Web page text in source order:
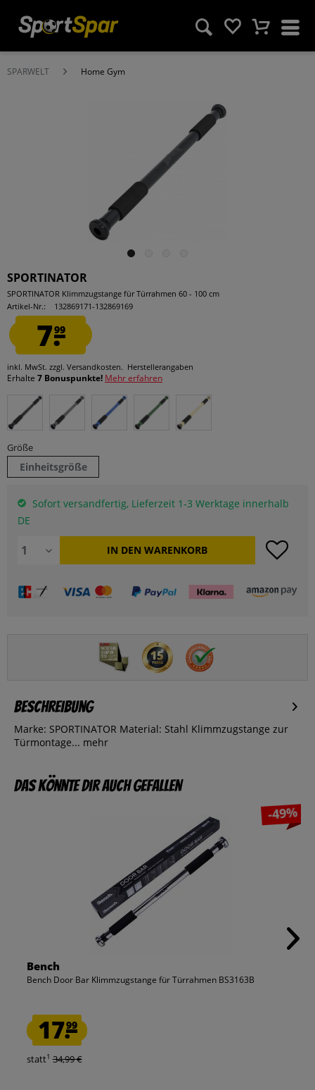
SPARWELT Home Gym
SPORTINATOR
SPORTINATOR Klimmzugstange für Türrahmen 60 - 100 cm
Artikel-Nr.:
132869171-132869169
7.99
inkl. MwSt. zzgl. Versandkosten. Herstellerangaben
Erhalte 7 Bonuspunkte! Mehr erfahren
Größe
Einheitsgröße
Sofort versandfertig, Lieferzeit 1-3 Werktage innerhalb
DE
IN DEN WARENKORB
Beschreibung
Marke: SPORTINATOR Material: Stahl Klimmzugstange zur
Türmontage... mehr
Das könnte dir auch gefallen
-49%
Bench
Bench Door Bar Klimmzugstange für Türrahmen BS3163B
17.99
statt1 34,99 €